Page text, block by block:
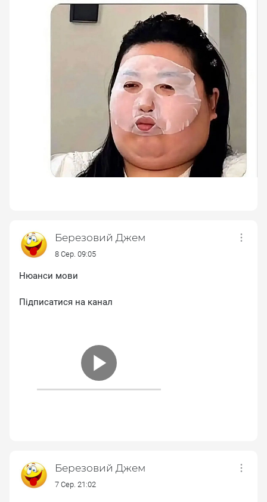
Березовий Джем
8 Сер. 09:05
Нюанси мови
Підписатися на канал
Березовий Джем
7 Сер. 21:02